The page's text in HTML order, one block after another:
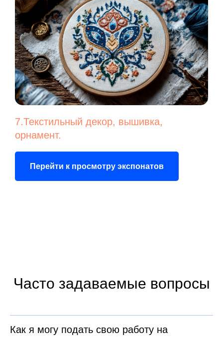
7.Текстильный декор, вышивка,
орнамент.
Перейти к просмотру экспонатов
Часто задаваемые вопросы
Как я могу подать свою работу на